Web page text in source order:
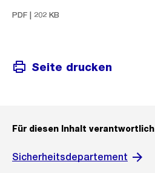
PDF | 202 KB
Seite drucken
Für diesen Inhalt verantwortlich
Sicherheitsdepartement